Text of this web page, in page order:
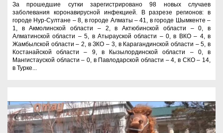
За прошедшие сутки зарегистрировано 98 новых случаев
заболевания коронавирусной инфекцией. В разрезе регионов: в
городе Нур-Султане – 8, в городе Алматы – 41, в городе Шымкенте –
1, в Акмолинской области – 2, в Актюбинской области – 0, в
Алматинской области – 5, в Атырауской области – 0, в ВКО – 4, в
Жамбылской области – 2, в ЗКО – 3, в Карагандинской области – 5, в
Костанайской области – 9, в Кызылординской области – 0, в
Мангистауской области – 0, в Павлодарской области – 4, в СКО – 14,
в Турке...